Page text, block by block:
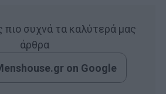
πιο συχνά τα καλύτερά μας
άρθρα
on Google